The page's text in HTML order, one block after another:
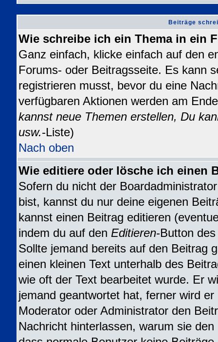
Beiträge
Wie schreibe ich ein Thema in ein
Ganz einfach, klicke einfach auf den
Forums- oder Beitragsseite. Es kann
registrieren musst, bevor du eine
verfügbaren Aktionen werden am
kannst neue Themen erstellen, Du
usw.-Liste)
Nach oben
Wie editiere oder lösche ich einen
Sofern du nicht der
bist, kannst du nur deine eigenen
kannst einen Beitrag editieren
indem du auf den Editieren-Button
Sollte jemand bereits auf den Beitrag
einen kleinen Text unterhalb des
wie oft der Text bearbeitet wurde. Er
jemand geantwortet hat, ferner wird
Moderator oder Administrator den
Nachricht hinterlassen, warum sie